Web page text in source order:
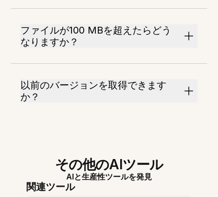
ファイルが100 MBを超えたらどう
なりますか？
以前のバージョンを取得できます
か？
その他のAIツール
AIと生産性ツールを発見
関連ツール